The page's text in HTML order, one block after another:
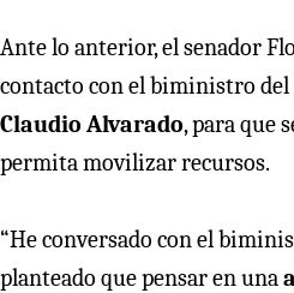
Ante lo anterior, el senador
contacto con el biministro del
Claudio Alvarado, para que
permita movilizar recursos.
“He conversado con el
planteado que pensar en una